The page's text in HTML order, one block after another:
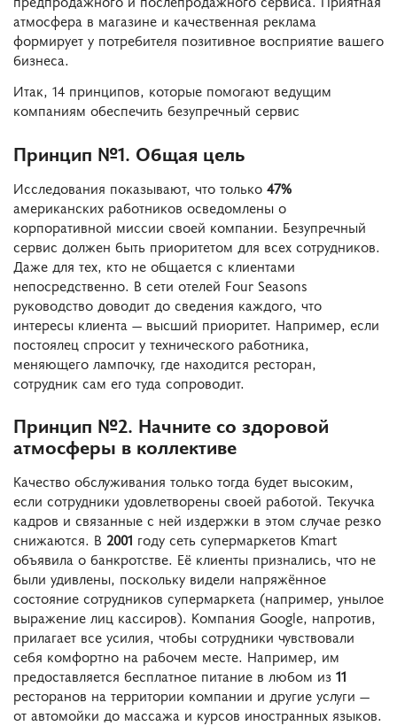
атмосфера в магазине и качественная реклама
формирует у потребителя позитивное восприятие вашего
бизнеса.
Итак, 14 принципов, которые помогают ведущим
компаниям обеспечить безупречный сервис
Принцип №1. Общая цель
Исследования показывают, что только 47%
американских работников осведомлены о
корпоративной миссии своей компании. Безупречный
сервис должен быть приоритетом для всех сотрудников.
Даже для тех, кто не общается с клиентами
непосредственно. В сети отелей Four Seasons
руководство доводит до сведения каждого, что
интересы клиента — высший приоритет. Например, если
постоялец спросит у технического работника,
меняющего лампочку, где находится ресторан,
сотрудник сам его туда сопроводит.
Принцип №2. Начните со здоровой
атмосферы в коллективе
Качество обслуживания только тогда будет высоким,
если сотрудники удовлетворены своей работой. Текучка
кадров и связанные с ней издержки в этом случае резко
снижаются. В 2001 году сеть супермаркетов Kmart
объявила о банкротстве. Её клиенты признались, что не
были удивлены, поскольку видели напряжённое
состояние сотрудников супермаркета (например, унылое
выражение лиц кассиров). Компания Google, напротив,
прилагает все усилия, чтобы сотрудники чувствовали
себя комфортно на рабочем месте. Например, им
предоставляется бесплатное питание в любом из 11
ресторанов на территории компании и другие услуги —
от автомойки до массажа и курсов иностранных языков.